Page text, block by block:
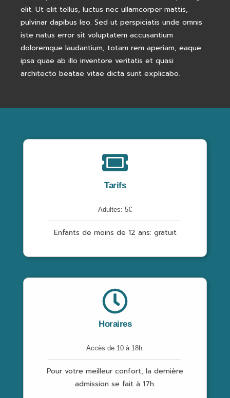
elit. Ut elit tellus, luctus nec ullamcorper mattis,
pulvinar dapibus leo. Sed ut perspiciatis unde omnis
iste natus error sit voluptatem accusantium
doloremque laudantium, totam rem aperiam, eaque
ipsa quae ab illo inventore veritatis et quasi
architecto beatae vitae dicta sunt explicabo.
Tarifs
Adultes: 5€
Enfants de moins de 12 ans: gratuit
Horaires
Accès de 10 à 18h.
Pour votre meilleur confort, la dernière
admission se fait à 17h.